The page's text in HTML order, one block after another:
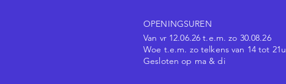
OPENINGSUREN
Van vr 12.06.26 t.e.m. zo 30.08.26
Woe t.e.m. zo telkens van 14 tot 21u
Gesloten op ma & di